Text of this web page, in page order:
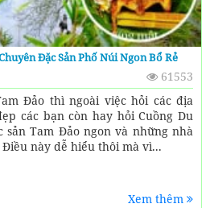
Đặc Sản Phố Núi Ngon Bổ Rẻ
61553
Đảo thì ngoài việc hỏi các địa
các bạn còn hay hỏi Cuồng Du
Tam Đảo ngon và những nhà
này dễ hiểu thôi mà vì...
Xem thêm